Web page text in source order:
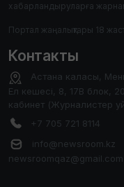
хабарландыруларға
Портал жаңалықтары 18
Контакты
Астана каласы,
Ел кешесі, 8, 17В блок,
кабинет (Журналистер
+7 705 721 8114
info@newsroom.kz
newsroomqaz@gmail.com